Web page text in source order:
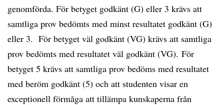
genomförda. För betyget godkänt (G) eller 3 krävs att
samtliga prov bedömts med minst resultatet godkänt (G)
eller 3. För betyget väl godkänt (VG) krävs att samtliga
prov bedömts med resultatet väl godkänt (VG). För
betyget 5 krävs att samtliga prov bedöms med resultatet
med beröm godkänt (5) och att studenten visar en
exceptionell förmåga att tillämpa kunskaperna från